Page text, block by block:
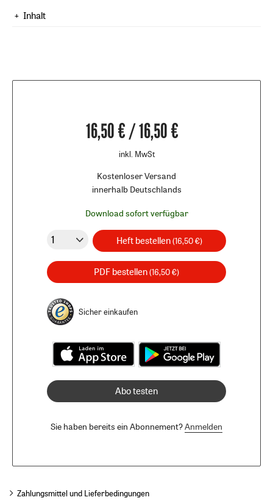
Inhalt
16,50 € / 16,50 €
inkl. MwSt
Kostenloser Versand
innerhalb Deutschlands
Download sofort verfügbar
Heft bestellen(16,50 €)
PDF bestellen(16,50 €)
Sicher einkaufen
Abo testen
Sie haben bereits ein Abonnement?Anmelden
Zahlungsmittel und Lieferbedingungen